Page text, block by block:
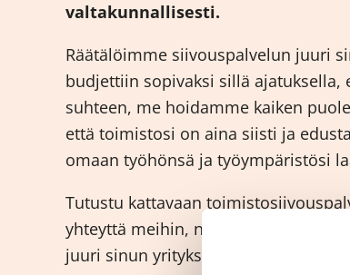
valtakunnallisesti.
Räätälöimme siivouspalvelun juuri
budjettiin sopivaksi sillä
suhteen, me hoidamme kaiken
että toimistosi on aina siisti ja
omaan työhönsä ja työympäristösi
Tutustu kattavaan
yhteyttä meihin, niin suunnitellaan
juuri sinun yrityksellesi!